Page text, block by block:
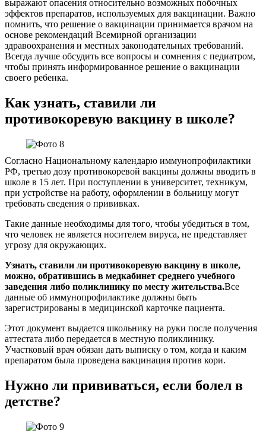
выражают опасения относительно возможных побочных
эффектов препаратов, используемых для вакцинации. Важно
помнить, что решение о вакцинации принимается врачом на
основе рекомендаций Всемирной организации
здравоохранения и местных законодательных требований.
Всегда лучше обсудить все вопросы и сомнения с педиатром,
чтобы принять информированное решение о вакцинации
своего ребенка.
Как узнать, ставили ли
противокоревую вакцину в школе?
Согласно Национальному календарю иммунопрофилактики
РФ, третью дозу противокоревой вакцины должны вводить в
школе в 15 лет. При поступлении в университет, техникум,
при устройстве на работу, оформлении в больницу могут
требовать сведения о прививках.
Такие данные необходимы для того, чтобы убедиться в том,
что человек не является носителем вируса, не представляет
угрозу для окружающих.
Узнать, ставили ли противокоревую вакцину в школе,
можно, обратившись в медкабинет среднего учебного
заведения либо поликлинику по месту жительства.Все
данные об иммунопрофилактике должны быть
зарегистрированы в медицинской карточке пациента.
Этот документ выдается школьнику на руки после получения
аттестата либо передается в местную поликлинику.
Участковый врач обязан дать выписку о том, когда и каким
препаратом была проведена вакцинация против кори.
Нужно ли прививаться, если болел в
детстве?